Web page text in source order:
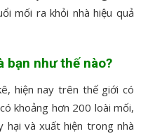
mối ra khỏi nhà hiệu quả
bạn như thế nào?
hiện nay trên thế giới có
khoảng hơn 200 loài mối,
và xuất hiện trong nhà